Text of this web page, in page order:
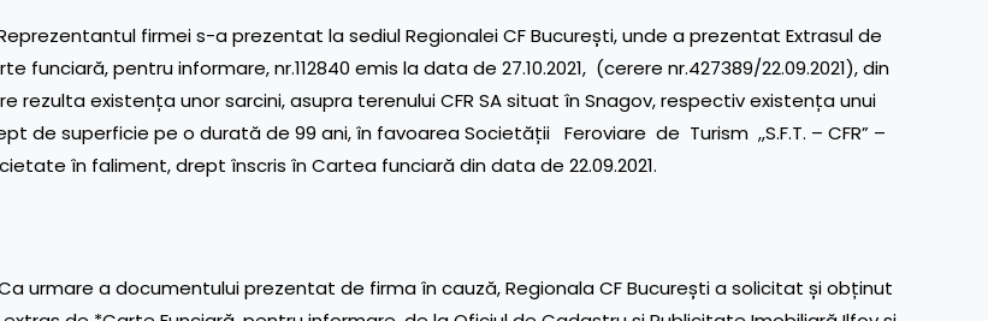
firmei s-a prezentat la sediul Regionalei CF București, unde a prezentat Extrasul de
funciară, pentru informare, nr.112840 emis la data de 27.10.2021, (cerere nr.427389/22.09.2021), din
rezulta existența unor sarcini, asupra terenului CFR SA situat în Snagov, respectiv existența unui
de superficie pe o durată de 99 ani, în favoarea Societății Feroviare de Turism ,,S.F.T. – CFR” –
în faliment, drept înscris în Cartea funciară din data de 22.09.2021.
urmare a documentului prezentat de firma în cauză, Regionala CF București a solicitat și obținut